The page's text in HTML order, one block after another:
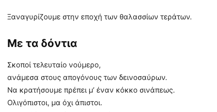
Ξαναγυρίζουμε στην εποχή των θαλασσίων τεράτων.
Με τα δόντια
Σκοποί τελευταίο νούμερο,
ανάμεσα στους απογόνους των δεινοσαύρων.
Να κρατήσουμε πρέπει μ’ έναν κόκκο σινάπεως.
Ολιγόπιστοι, μα όχι άπιστοι.